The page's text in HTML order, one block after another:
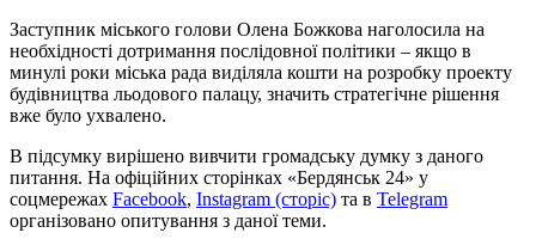
Заступник міського голови Олена Божкова наголосила на
необхідності дотримання послідовної політики – якщо в
минулі роки міська рада виділяла кошти на розробку проекту
будівництва льодового палацу, значить стратегічне рішення
вже було ухвалено.
В підсумку вирішено вивчити громадську думку з даного
питання. На офіційних сторінках «Бердянськ 24» у
соцмережах Facebook, Instagram (сторіс) та в Telegram
організовано опитування з даної теми.